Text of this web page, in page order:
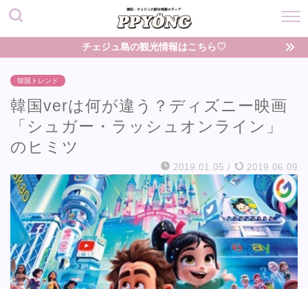
チェジュ島の観光情報はこちら♡
韓国トレンド
韓国verは何が違う？ディズニー映画
「シュガー・ラッシュオンライン」
のヒミツ
2019.01.05 / 2019.06.09